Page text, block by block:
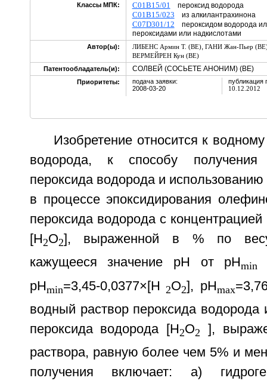
Классы МПК: C01B15/01 пероксид водорода
C01B15/023 из алкилантрахинона
C07D301/12 пероксидом водорода
пероксидами или надкислотами
Автор(ы): ЛИБЕНС Армин Т. (BE), ГАНИ Жан-Пьер
ВЕРМЕЙРЕН Кун (BE)
Патентообладатель(и):
СОЛВЕЙ (СОСЬЕТЕ АНОНИМ) (BE)
Приоритеты:
подача заявки:
2008-03-20
публикация
10.12.2012
Изобретение относится к
водорода, к способу получения
пероксида водорода и использованию
в процессе эпоксидирования
пероксида водорода с
[Н2O2], выраженной в % по
кажущееся значение рН от рНmin
рНmin=3,45-0,0377×[Н 2O2], рНmах
водный раствор пероксида водорода
пероксида водорода [Н2O2
],
раствора, равную более чем 5% и
получения включает: а)